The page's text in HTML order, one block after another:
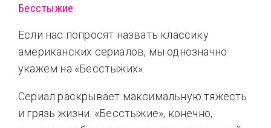
Бесстыжие
Если нас попросят назвать классику
американских сериалов, мы однозначно
укажем на «Бесстыжих».
Сериал раскрывает максимальную тяжесть
и грязь жизни. «Бесстыжие», конечно,